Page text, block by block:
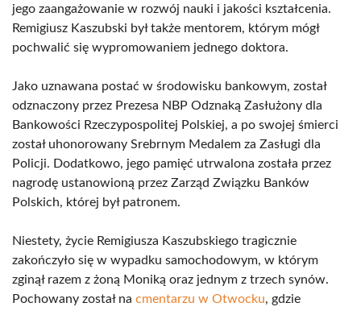
jego zaangażowanie w rozwój nauki i jakości kształcenia.
Remigiusz Kaszubski był także mentorem, którym mógł
pochwalić się wypromowaniem jednego doktora.
Jako uznawana postać w środowisku bankowym, został
odznaczony przez Prezesa NBP Odznaką Zasłużony dla
Bankowości Rzeczypospolitej Polskiej, a po swojej śmierci
został uhonorowany Srebrnym Medalem za Zasługi dla
Policji. Dodatkowo, jego pamięć utrwalona została przez
nagrodę ustanowioną przez Zarząd Związku Banków
Polskich, której był patronem.
Niestety, życie Remigiusza Kaszubskiego tragicznie
zakończyło się w wypadku samochodowym, w którym
zginął razem z żoną Moniką oraz jednym z trzech synów.
Pochowany został na cmentarzu w Otwocku, gdzie